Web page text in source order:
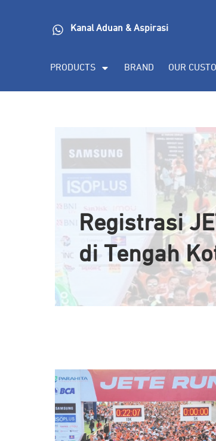
Kanal Aduan & Aspirasi
PRODUCTS BRAND OUR
Registrasi
di Tengah